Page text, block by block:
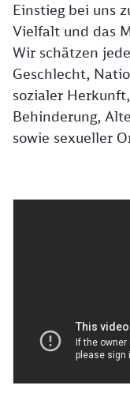
Einstieg bei uns
Vielfalt und das
Wir schätzen
Geschlecht,
sozialer
Behinderung,
sowie sexueller